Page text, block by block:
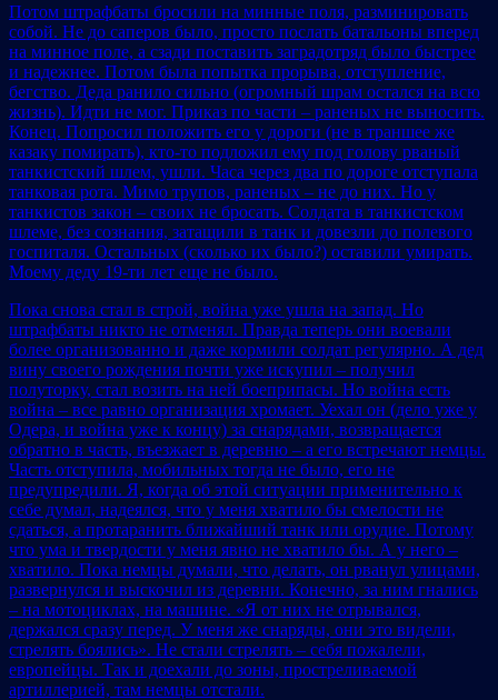
Потом штрафбаты бросили на минные поля, разминировать
собой. Не до саперов было, просто послать батальоны вперед
на минное поле, а сзади поставить заградотряд было быстрее
и надежнее. Потом была попытка прорыва, отступление,
бегство. Деда ранило сильно (огромный шрам остался на всю
жизнь). Идти не мог. Приказ по части – раненых не выносить.
Конец. Попросил положить его у дороги (не в траншее же
казаку помирать), кто-то подложил ему под голову рваный
танкистский шлем, ушли. Часа через два по дороге отступала
танковая рота. Мимо трупов, раненых – не до них. Но у
танкистов закон – своих не бросать. Солдата в танкистском
шлеме, без сознания, затащили в танк и довезли до полевого
госпиталя. Остальных (сколько их было?) оставили умирать.
Моему деду 19-ти лет еще не было.
Пока снова стал в строй, война уже ушла на запад. Но
штрафбаты никто не отменял. Правда теперь они воевали
более организованно и даже кормили солдат регулярно. А дед
вину своего рождения почти уже искупил – получил
полуторку, стал возить на ней боеприпасы. Но война есть
война – все равно организация хромает. Уехал он (дело уже у
Одера, и война уже к концу) за снарядами, возвращается
обратно в часть, въезжает в деревню – а его встречают немцы.
Часть отступила, мобильных тогда не было, его не
предупредили. Я, когда об этой ситуации применительно к
себе думал, надеялся, что у меня хватило бы смелости не
сдаться, а протаранить ближайший танк или орудие. Потому
что ума и твердости у меня явно не хватило бы. А у него –
хватило. Пока немцы думали, что делать, он рванул улицами,
развернулся и выскочил из деревни. Конечно, за ним гнались
– на мотоциклах, на машине. «Я от них не отрывался,
держался сразу перед. У меня же снаряды, они это видели,
стрелять боялись». Не стали стрелять – себя пожалели,
европейцы. Так и доехали до зоны, простреливаемой
артиллерией, там немцы отстали.